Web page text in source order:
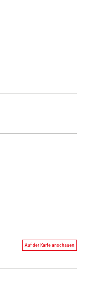
Auf der Karte anschauen